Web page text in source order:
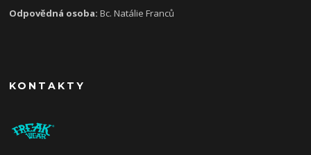
Odpovědná osoba:Bc. Natálie Franců
KONTAKTY